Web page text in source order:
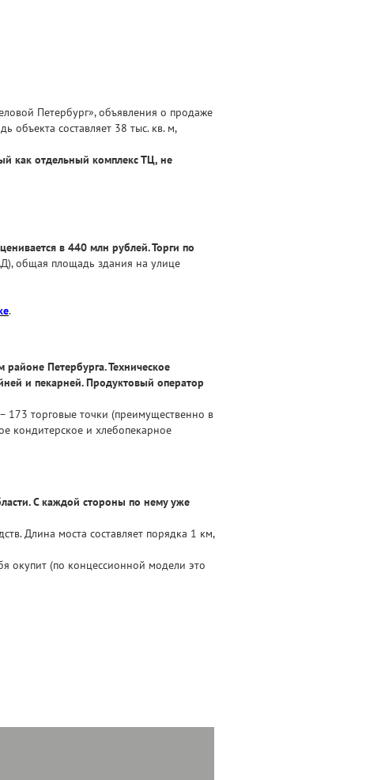
Петербург», объявления о продаже
составляет 38 тыс. кв. м,
как отдельный комплекс ТЦ, не
в 440 млн рублей. Торги по
общая площадь здания на улице
.
Петербурга. Техническое
и пекарней. Продуктовый оператор
173 торговые точки (преимущественно в
кондитерское и хлебопекарное
С каждой стороны по нему уже
Длина моста составляет порядка 1 км,
окупит (по концессионной модели это